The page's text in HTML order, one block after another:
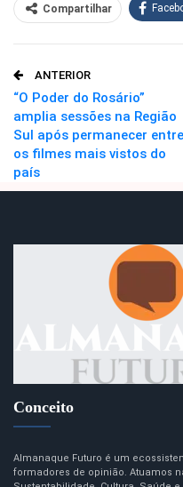
Compartilhar
O email
ANTERIOR
“O Poder do Rosário”
amplia sessões na Região
Sul após permanecer entre
os filmes mais vistos do
país
Conceito
Almanaque Futuro é um
formadores de opinião. Atuamos